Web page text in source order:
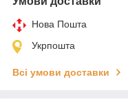
Нова Пошта
Укрпошта
Всі умови доставки